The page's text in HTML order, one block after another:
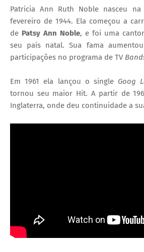
Patricia Ann Ruth Noble nasceu
fevereiro de 1944. Ela começou a
de Patsy Ann Noble, e foi uma
seu país natal. Sua fama
participações no programa de TV
Em 1961 ela lançou o single Goog
tornou seu maior Hit. A partir de
Inglaterra, onde deu continuidade a